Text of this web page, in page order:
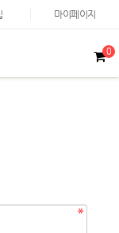
마이페이지
0